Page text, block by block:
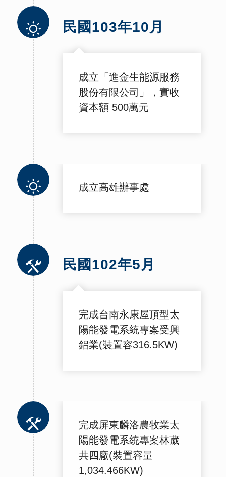
民國103年10月
成立「進金生能源服務
股份有限公司」，實收
資本額 500萬元
成立高雄辦事處
民國102年5月
完成台南永康屋頂型太
陽能發電系統專案受興
鋁業(裝置容316.5KW)
完成屏東麟洛農牧業太
陽能發電系統專案林葳
共四廠(裝置容量
1,034.466KW)